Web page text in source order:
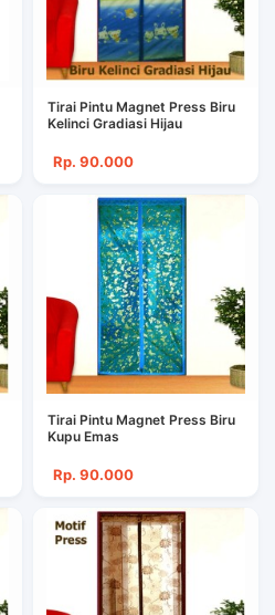
Tirai Pintu Magnet Press Biru
Kelinci Gradiasi Hijau
Rp. 90.000
Tirai Pintu Magnet Press Biru
Kupu Emas
Rp. 90.000